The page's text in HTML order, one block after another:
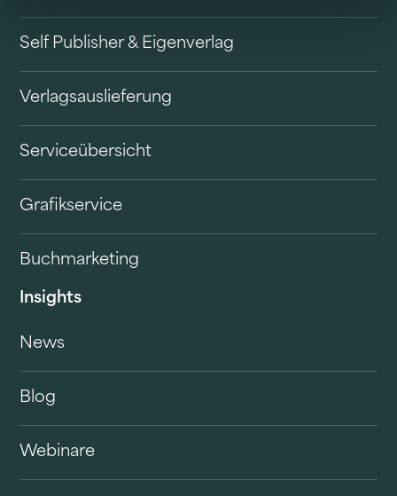
Self Publisher & Eigenverlag
Verlagsauslieferung
Serviceübersicht
Grafikservice
Buchmarketing
Insights
News
Blog
Webinare